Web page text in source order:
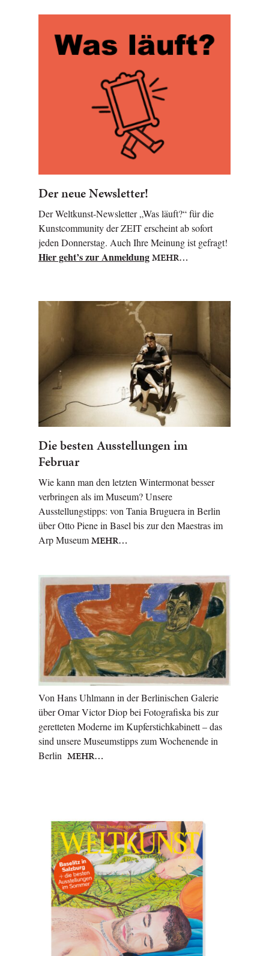
Der neue Newsletter!
Der Weltkunst-Newsletter „Was läuft?“ für die
Kunstcommunity der ZEIT erscheint ab sofort
jeden Donnerstag. Auch Ihre Meinung ist gefragt!
Hier geht’s zur AnmeldungMEHR…
Die besten Ausstellungen im
Februar
Wie kann man den letzten Wintermonat besser
verbringen als im Museum? Unsere
Ausstellungstipps: von Tania Bruguera in Berlin
über Otto Piene in Basel bis zur den Maestras im
Arp MuseumMEHR…
Von Hans Uhlmann in der Berlinischen Galerie
über Omar Victor Diop bei Fotografiska bis zur
geretteten Moderne im Kupferstichkabinett – das
sind unsere Museumstipps zum Wochenende in
Berlin MEHR…